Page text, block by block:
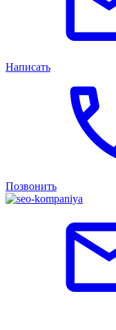
Написать
Позвонить